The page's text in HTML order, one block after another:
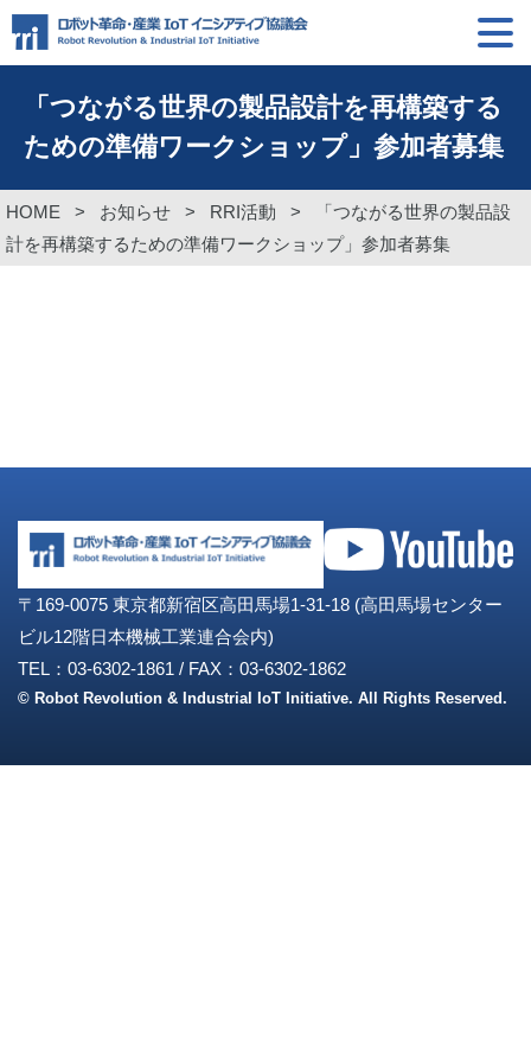
「つながる世界の製品設計を再構築する
ための準備ワークショップ」参加者募集
HOME > お知らせ > RRI活動 >
「つながる世界の製品設
計を再構築するための準備ワークショップ」参加者募集
〒169-0075 東京都新宿区高田馬場1-31-18 (高田馬場センター
ビル12階日本機械工業連合会内)
TEL：03-6302-1861 / FAX：03-6302-1862
© Robot Revolution & Industrial IoT Initiative. All Rights Reserved.